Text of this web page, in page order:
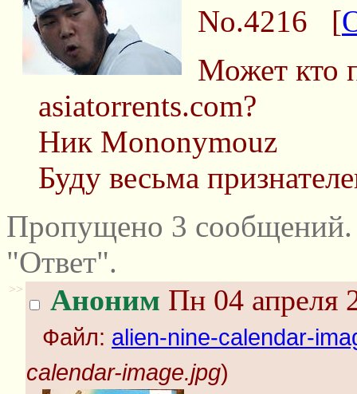
No.4216 [
Может кто
asiatorrents.com?
Ник Mononymouz
Буду весьма
Пропущено 3
"Ответ".
>> Аноним Пн 04 апреля
Файл: alien-nine-calendar-
calendar-image.jpg)